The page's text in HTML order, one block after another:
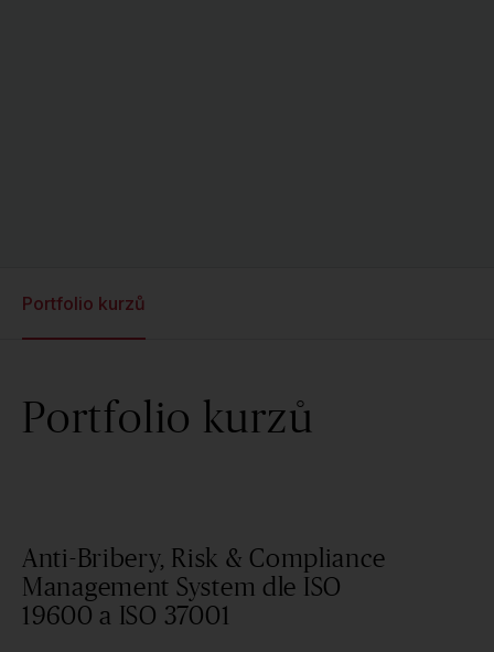
Portfolio kurzů
Portfolio kurzů
Anti-Bribery, Risk & Compliance
Management System dle ISO
19600 a ISO 37001